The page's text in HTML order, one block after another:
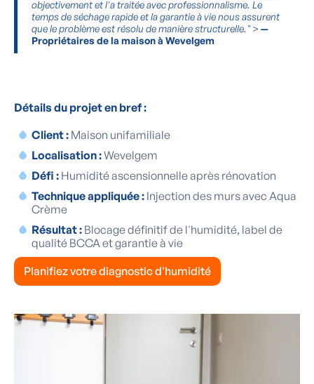
objectivement et l'a traitée avec professionnalisme. Le
temps de séchage rapide et la garantie à vie nous assurent
que le problème est résolu de manière structurelle." > —
Propriétaires de la maison à Wevelgem
Détails du projet en bref :
Client : Maison unifamiliale
Localisation :Wevelgem
Défi : Humidité ascensionnelle après rénovation
Technique appliquée : Injection des murs avec Aqua
Crème
Résultat : Blocage définitif de l'humidité, label de
qualité BCCA et garantie à vie
Planifiez votre diagnostic d'humidité